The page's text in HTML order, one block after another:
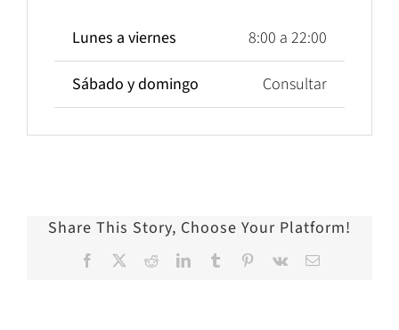
Lunes a viernes 8:00 a 22:00
Sábado y domingo Consultar
Share This Story, Choose Your Platform!
Facebook RedditLinkedInTumblr Pinterest
Vk
Correo